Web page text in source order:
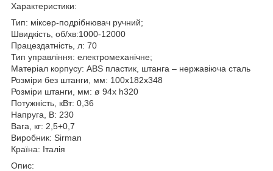
Характеристики:
Тип: міксер-подрібнювач ручний;
Швидкість, об/хв:1000-12000
Працездатність, л: 70
Тип управління: електромеханічне;
Матеріал корпусу: ABS пластик, штанга – нержавіюча сталь
Розміри без штанги, мм: 100х182х348
Розміри штанги, мм: ø 94x h320
Потужність, кВт: 0,36
Напруга, В: 230
Вага, кг: 2,5+0,7
Виробник: Sirman
Країна: Італія
Опис: